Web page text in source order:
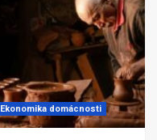
Ekonomika domácnosti